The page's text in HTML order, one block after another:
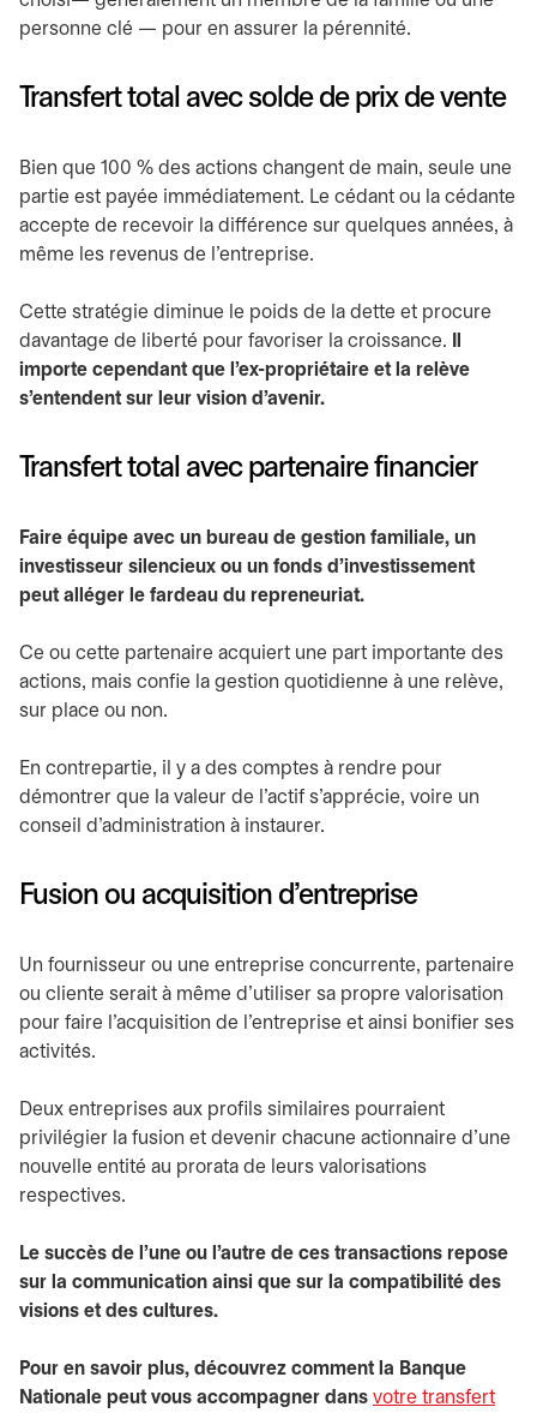
personne clé — pour en assurer la pérennité.
Transfert total avec solde de prix de vente
Bien que 100 % des actions changent de main, seule une
partie est payée immédiatement. Le cédant ou la cédante
accepte de recevoir la différence sur quelques années, à
même les revenus de l’entreprise.
Cette stratégie diminue le poids de la dette et procure
davantage de liberté pour favoriser la croissance.
importe cependant que l’ex-propriétaire et la relève
s’entendent sur leur vision d’avenir.
Transfert total avec partenaire financier
Faire équipe avec un bureau de gestion familiale, un
investisseur silencieux ou un fonds d’investissement
peut alléger le fardeau du repreneuriat.
Ce ou cette partenaire acquiert une part importante des
actions, mais confie la gestion quotidienne à une relève,
sur place ou non.
En contrepartie, il y a des comptes à rendre pour
démontrer que la valeur de l’actif s’apprécie, voire un
conseil d’administration à instaurer.
Fusion ou acquisition d’entreprise
Un fournisseur ou une entreprise concurrente, partenaire
ou cliente serait à même d’utiliser sa propre valorisation
pour faire l’acquisition de l’entreprise et ainsi bonifier ses
activités.
Deux entreprises aux profils similaires pourraient
privilégier la fusion et devenir chacune actionnaire d’une
nouvelle entité au prorata de leurs valorisations
respectives.
Le succès de l’une ou l’autre de ces transactions repose
sur la communication ainsi que sur la compatibilité des
visions et des cultures.
Pour en savoir plus, découvrez comment la Banque
Nationale peut vous accompagner dans votre transfert